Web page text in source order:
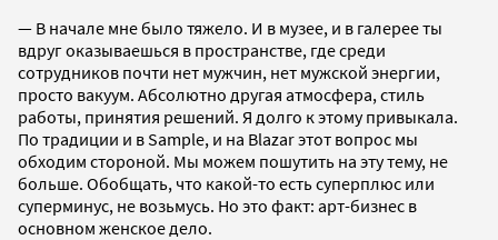
— В начале мне было тяжело. И в музее, и в галерее ты
вдруг оказываешься в пространстве, где среди
сотрудников почти нет мужчин, нет мужской энергии,
просто вакуум. Абсолютно другая атмосфера, стиль
работы, принятия решений. Я долго к этому привыкала.
По традиции и в Sample, и на Blazar этот вопрос мы
обходим стороной. Мы можем пошутить на эту тему, не
больше. Обобщать, что какой-то есть суперплюс или
суперминус, не возьмусь. Но это факт: арт-бизнес в
основном женское дело.